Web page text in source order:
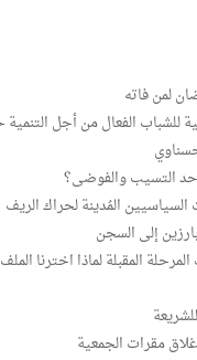
لمن فاته
للشباب الفعال من أجل
التسيب والفوضى؟
المُدينة لحراك الريف
إلى السجن
المقبلة لماذا اخترنا
مقرات الجمعية